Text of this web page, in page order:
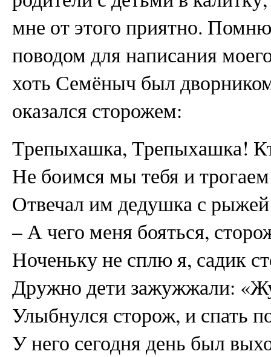
мне от этого приятно.
поводом для написания
хоть Семёныч был
оказался сторожем:
Трепыхашка, Трепыхашка!
Не боимся мы тебя и
Отвечал им дедушка с
– А чего меня бояться,
Ноченьку не сплю я, садик
Дружно дети зажужжали:
Улыбнулся сторож, и спать
У него сегодня день был